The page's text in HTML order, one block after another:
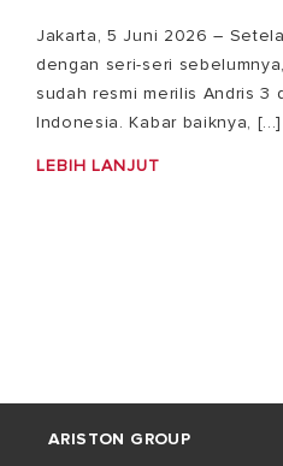
Jakarta, 5 Juni 2026 –
dengan seri-seri
sudah resmi merilis Andris 3
Indonesia. Kabar baiknya, [...]
LEBIH LANJUT
ARISTON GROUP